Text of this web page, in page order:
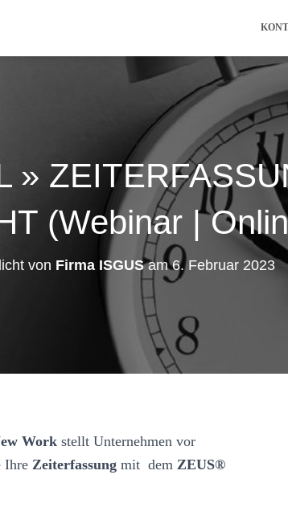
»
(Webinar |
von Firma ISGUSam6. Februar 2023
Work stellt Unternehmen vor
Ihre Zeiterfassung mit dem ZEUS®